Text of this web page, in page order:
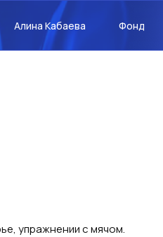
Алина Кабаева Фонд
упражнении с мячом.